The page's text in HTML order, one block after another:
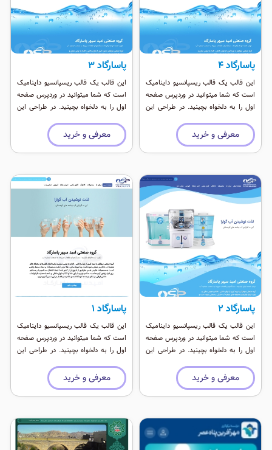
پاسارگاد ۴
این قالب یک قالب ریسپانسیو داینامیک
است که شما میتوانید در وردپرس صفحه
اول را به دلخواه بچینید. در طراحی این
بیش از ۸۴ ابزارک مختلف را برای طراحی
در اختیار شما قرار می دهد ٬‌به خاطر عدم
استفاده از افزونه های مختلف در وردپرس
بروز رسانی های وردپرس هیچ مشکلی
ندارد.
معرفی و خرید
پاسارگاد ۳
این قالب یک قالب ریسپانسیو داینامیک
است که شما میتوانید در وردپرس صفحه
اول را به دلخواه بچینید. در طراحی این
بیش از ۸۴ ابزارک مختلف را برای طراحی
در اختیار شما قرار می دهد ٬‌به خاطر عدم
استفاده از افزونه های مختلف در وردپرس
بروز رسانی های وردپرس هیچ مشکلی
ندارد.
معرفی و خرید
پاسارگاد ۲
این قالب یک قالب ریسپانسیو داینامیک
است که شما میتوانید در وردپرس صفحه
اول را به دلخواه بچینید. در طراحی این
بیش از ۸۴ ابزارک مختلف را برای طراحی
در اختیار شما قرار می دهد ٬‌به خاطر عدم
استفاده از افزونه های مختلف در وردپرس
بروز رسانی های وردپرس هیچ مشکلی
ندارد.
معرفی و خرید
پاسارگاد ۱
این قالب یک قالب ریسپانسیو داینامیک
است که شما میتوانید در وردپرس صفحه
اول را به دلخواه بچینید. در طراحی این
بیش از ۸۴ ابزارک مختلف را برای طراحی
در اختیار شما قرار می دهد ٬‌به خاطر عدم
استفاده از افزونه های مختلف در وردپرس
بروز رسانی های وردپرس هیچ مشکلی
ندارد.
معرفی و خرید